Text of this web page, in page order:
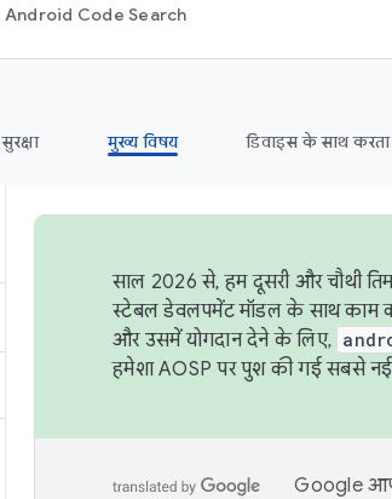
Android Code Search
सुरक्षा मुख्य विषय डिवाइस के साथ करता
साल 2026 से, हम दूसरी और चौथी
स्टेबल डेवलपमेंट मॉडल के साथ काम
और उसमें योगदान देने के लिए,
हमेशा AOSP पर पुश की गई सबसे नई
Google